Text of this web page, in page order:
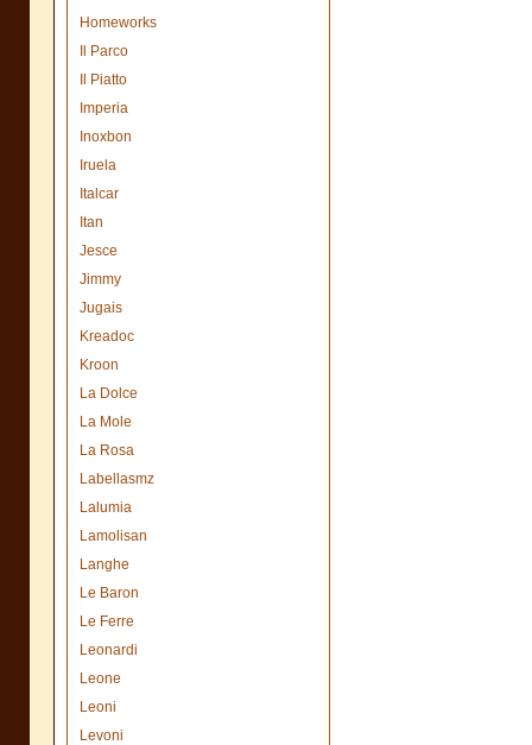
Homeworks
Il Parco
Il Piatto
Imperia
Inoxbon
Iruela
Italcar
Itan
Jesce
Jimmy
Jugais
Kreadoc
Kroon
La Dolce
La Mole
La Rosa
Labellasmz
Lalumia
Lamolisan
Langhe
Le Baron
Le Ferre
Leonardi
Leone
Leoni
Levoni